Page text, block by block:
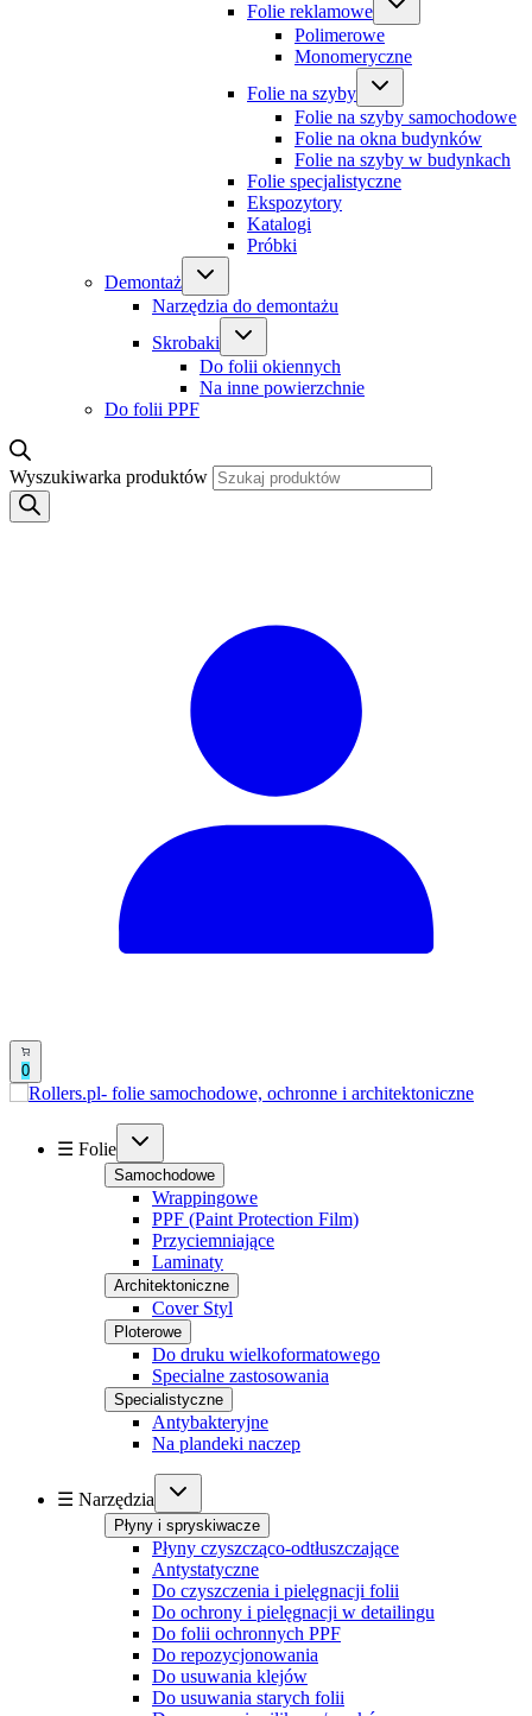
Folie reklamowe
Polimerowe
Monomeryczne
Folie na szyby
Folie na szyby samochodowe
Folie na okna budynków
Folie na szyby w budynkach
Folie specjalistyczne
Ekspozytory
Katalogi
Próbki
Demontaż
Narzędzia do demontażu
Skrobaki
Do folii okiennych
Na inne powierzchnie
Do folii PPF
Wyszukiwarka produktów
0
☰ Folie
Samochodowe
Wrappingowe
PPF (Paint Protection Film)
Przyciemniające
Laminaty
Architektoniczne
Cover Styl
Ploterowe
Do druku wielkoformatowego
Specialne zastosowania
Specialistyczne
Antybakteryjne
Na plandeki naczep
☰ Narzędzia
Płyny i spryskiwacze
Płyny czyszcząco-odtłuszczające
Antystatyczne
Do czyszczenia i pielęgnacji folii
Do ochrony i pielęgnacji w detailingu
Do folii ochronnych PPF
Do repozycjonowania
Do usuwania klejów
Do usuwania starych folii